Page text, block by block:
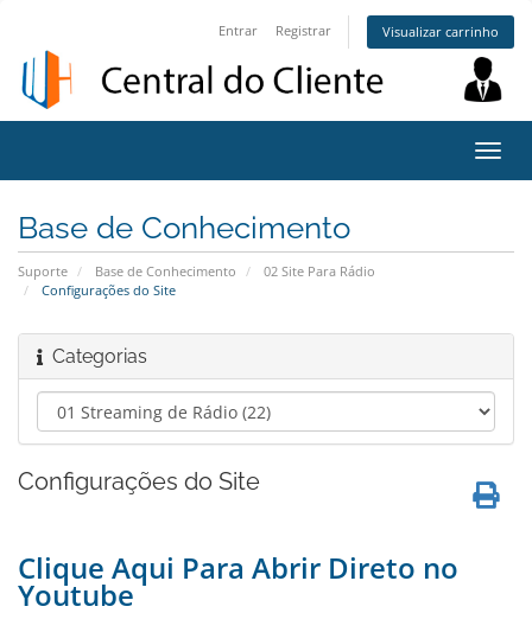
Entrar Registrar Visualizar carrinho
Base de Conhecimento
Suporte Base de Conhecimento
02 Site Para Rádio
Configurações do Site
Categorias
Configurações do Site
Clique Aqui Para Abrir Direto no
Youtube